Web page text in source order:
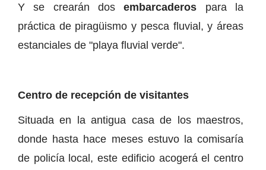
Y se crearán dosembarcaderos para la
práctica de piragüismo y pesca fluvial, y áreas
estanciales de "playa fluvial verde".
Centro de recepción de visitantes
Situada en la antigua casa de los maestros,
donde hasta hace meses estuvo la comisaría
de policía local, este edificio acogerá el centro